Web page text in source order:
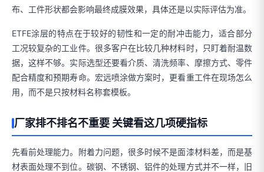
布、工件形状都会影响最终成膜效果，具体还是以实际评估为准。
ETFE涂层的特点在于较好的韧性和一定的耐冲击能力，适合部分
工况较复杂的工业件。很多客户在比较几种材料时，只盯着耐温数
据，这样不够。实际选型还要看介质、清洗频率、摩擦方式、零件
配合精度和预期寿命。宏远喷涂做方案时，更看重工件在现场怎么
用，而不是只按材料名称套模板。
厂家排不排名不重要 关键看这几项硬指标
先看前处理能力。附着力问题，很多时候不是面漆材料差，而是基
材表面处理不到位。碳钢、不锈钢、铝件的处理方式并不一样，旧